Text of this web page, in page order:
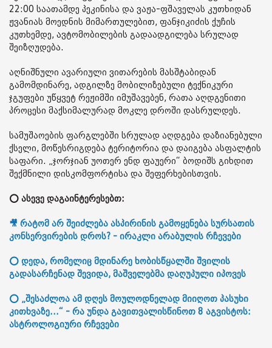
22:00 საათამდე პეკინისა და ვაჟა-ფშაველას კუთხიდან
ჟვანიას მოედნის მიმართულებით, ფანჯიკიძის ქუჩის
კუთხემდე, ავტომობილების გადაადგილება სრულად
შეიზღუდება.
აღნიშნული ავარიული ვითარების მასშტაბიდან
გამომდინარე, ადგილზე მობილიზებული ტექნიკური
ჯგუფები უწყვეტ რეჟიმში იმუშავებენ, რათა აღდგენითი
პროცესი მაქსიმალურად მოკლე დროში დასრულდეს.
სამუშაოების ფარგლებში სრულად აღდგება დაზიანებული
ქსელი, მოწესრიგდება ტერიტორია და დაიგება ასფალტის
საფარი. „ჯორჯიან უოთერ ენდ ფაუერი“ ბოდიშს გიხდით
შექმნილი დისკომფორტისა და შეფერხებისთვის.
⭕ ასევე დაგაინტერესებთ:
🎥 რატომ არ შეიძლება ასპირინის გამოყენება სურსათის
კონსერვირების დროს? - ირაკლი არაბულის რჩევები
⭕ დედა, რომელიც მდინარე ხობისწყალში შვილის
გადასარჩენად შევიდა, მაშველებმა დაღუპული იპოვეს
⭕ „შესაძლოა ამ დღეს მოულოდნელად მიიღოთ პასუხი
კითხვაზე...“ - რა უნდა გავითვალისწინოთ 8 აგვისტოს:
ასტროლოგიური რჩევები